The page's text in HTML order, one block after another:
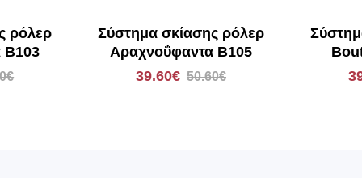
ρόλερ
Β103
Σύστημα σκίασης ρόλερ
Αραχνοΰφαντα Β105
39.60€ 50.60€